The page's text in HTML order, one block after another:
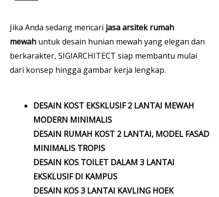
Jika Anda sedang mencari jasa arsitek rumah
mewah untuk desain hunian mewah yang elegan dan
berkarakter, SIGIARCHITECT siap membantu mulai
dari konsep hingga gambar kerja lengkap.
DESAIN KOST EKSKLUSIF 2 LANTAI MEWAH
MODERN MINIMALIS
DESAIN RUMAH KOST 2 LANTAI, MODEL FASAD
MINIMALIS TROPIS
DESAIN KOS TOILET DALAM 3 LANTAI
EKSKLUSIF DI KAMPUS
DESAIN KOS 3 LANTAI KAVLING HOEK